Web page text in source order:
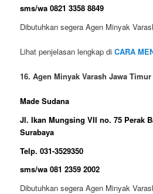
sms/wa 0821 3358 8849
Dibutuhkan segera Agen Minyak
Lihat penjelasan lengkap diCARA
16. Agen Minyak Varash Jawa Timur
Made Sudana
Jl. Ikan Mungsing VII no. 75 Perak
Surabaya
Telp. 031-3529350
sms/wa 081 2359 2002
Dibutuhkan segera Agen Minyak